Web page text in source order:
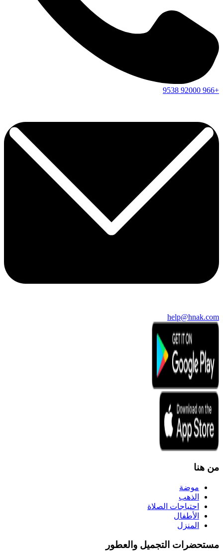
+966
92000
9538
help@hnak.com
من هنا
موضة
الذهب
احتياجات الصلاة
الأطفال
المنزل
مستحضرات التجميل والعطور